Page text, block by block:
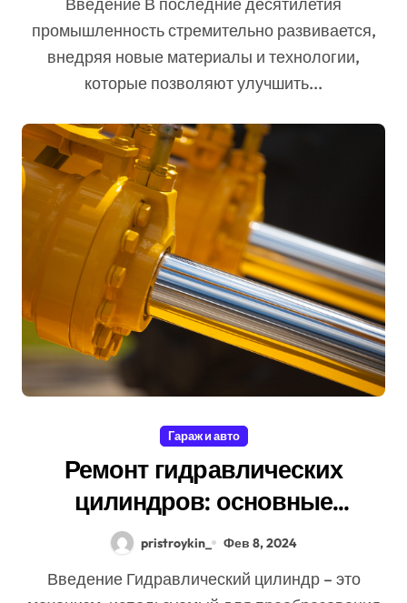
Введение В последние десятилетия
промышленность стремительно развивается,
внедряя новые материалы и технологии,
которые позволяют улучшить...
Гараж и авто
Ремонт гидравлических
цилиндров: основные
причины поломки и методы
восстановления
pristroykin_ Фев 8, 2024
Введение Гидравлический цилиндр – это